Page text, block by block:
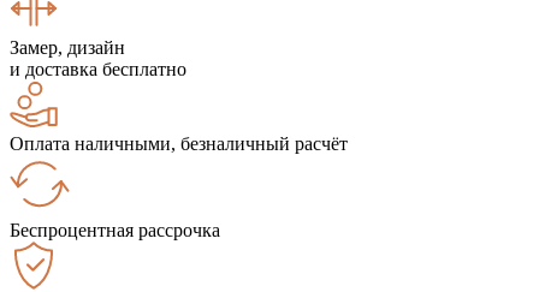
Замер, дизайн
и доставка бесплатно
Оплата наличными, безналичный расчёт
Беспроцентная рассрочка